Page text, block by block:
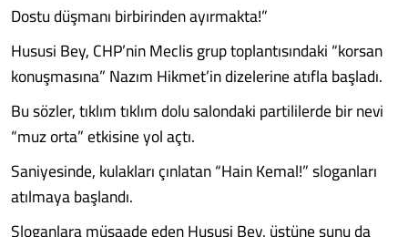
Dostu düşmanı birbirinden ayırmakta!”
Hususi Bey, CHP’nin Meclis grup toplantısındaki “korsan
konuşmasına” Nazım Hikmet’in dizelerine atıfla başladı.
Bu sözler, tıklım tıklım dolu salondaki partililerde bir nevi
“muz orta” etkisine yol açtı.
Saniyesinde, kulakları çınlatan “Hain Kemal!” sloganları
atılmaya başlandı.